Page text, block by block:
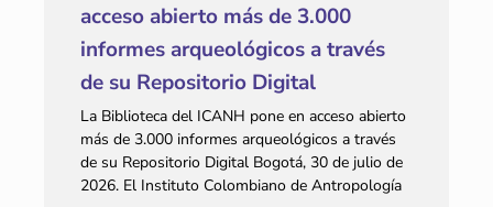
acceso abierto más de 3.000
informes arqueológicos a través
de su Repositorio Digital
La Biblioteca del ICANH pone en acceso abierto
más de 3.000 informes arqueológicos a través
de su Repositorio Digital Bogotá, 30 de julio de
2026. El Instituto Colombiano de Antropología